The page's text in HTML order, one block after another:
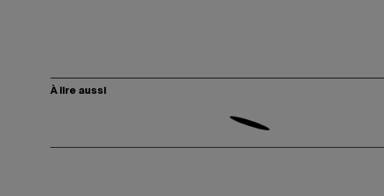
À lire aussi